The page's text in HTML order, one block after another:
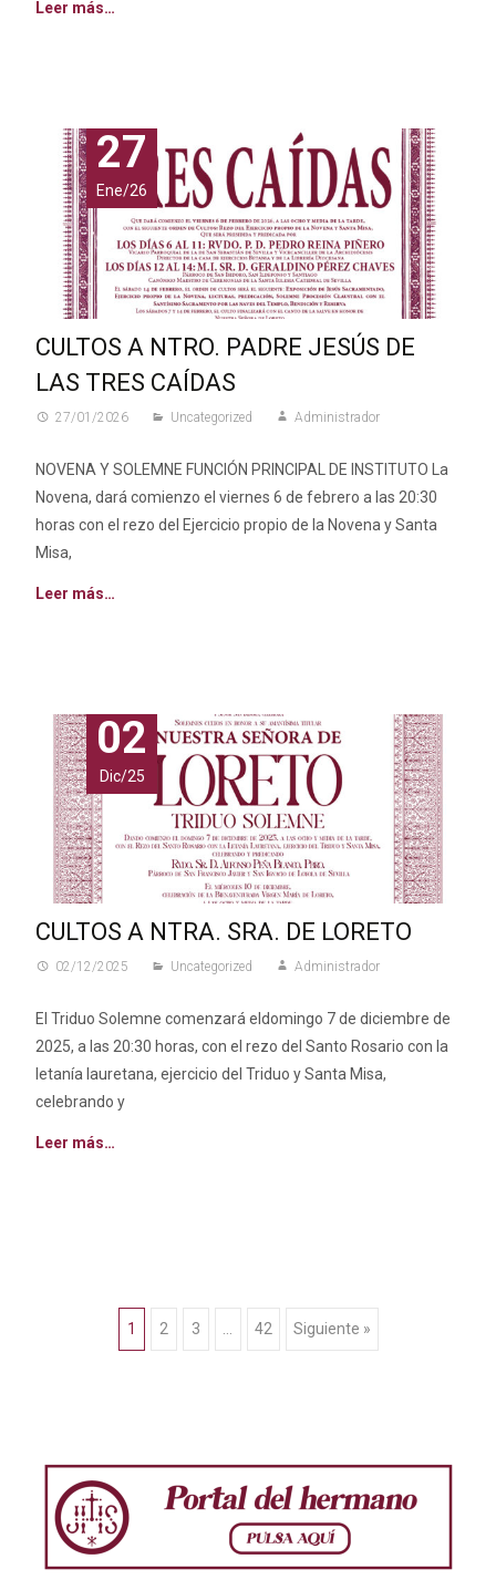
Leer más…
27
Ene/26
CULTOS A NTRO. PADRE JESÚS DE
LAS TRES CAÍDAS
27/01/2026 Uncategorized Administrador
NOVENA Y SOLEMNE FUNCIÓN PRINCIPAL DE INSTITUTO La
Novena, dará comienzo el viernes 6 de febrero a las 20:30
horas con el rezo del Ejercicio propio de la Novena y Santa
Misa,
Leer más…
02
Dic/25
CULTOS A NTRA. SRA. DE LORETO
02/12/2025 Uncategorized Administrador
El Triduo Solemne comenzará eldomingo 7 de diciembre de
2025, a las 20:30 horas, con el rezo del Santo Rosario con la
letanía lauretana, ejercicio del Triduo y Santa Misa,
celebrando y
Leer más…
las
entradas
1 2 3 42 Siguiente »